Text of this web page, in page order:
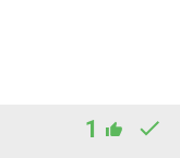
1